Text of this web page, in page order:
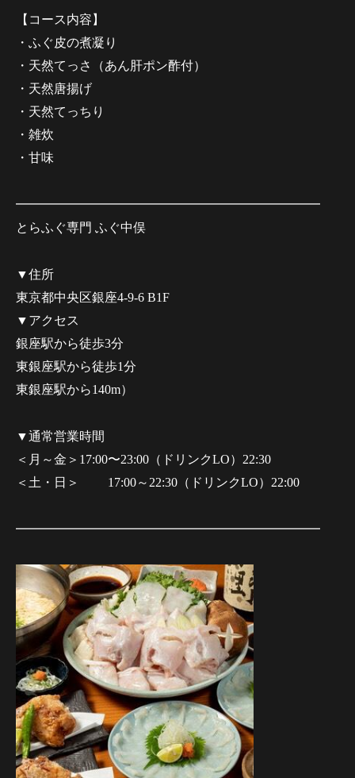
【コース内容】
・ふぐ皮の煮凝り
・天然てっさ（あん肝ポン酢付）
・天然唐揚げ
・天然てっちり
・雑炊
・甘味
━━━━━━━━━━━━━━━━━━━━━━━━
とらふぐ専門 ふぐ中俣
▼住所
東京都中央区銀座4-9-6 B1F
▼アクセス
銀座駅から徒歩3分
東銀座駅から徒歩1分
東銀座駅から140m）
▼通常営業時間
＜月～金＞17:00〜23:00（ドリンクLO）22:30
＜土・日＞ 17:00～22:30（ドリンクLO）22:00
━━━━━━━━━━━━━━━━━━━━━━━━